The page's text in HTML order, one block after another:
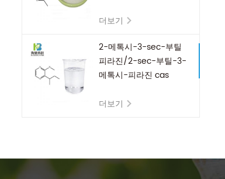
더보기
2-메톡시-3-sec-부틸
피라진/2-sec-부틸-3-
메톡시-피라진 cas
더보기